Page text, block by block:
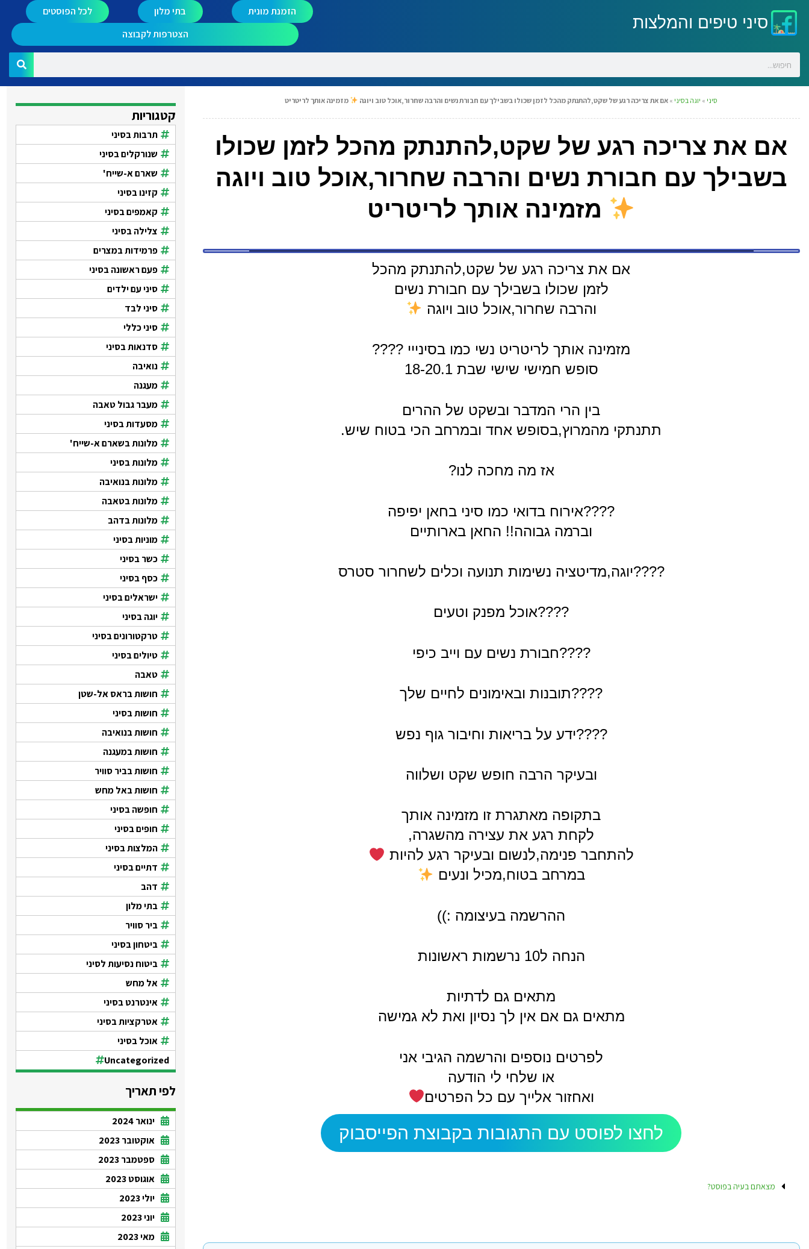
סיני טיפים והמלצות
הזמנת מונית בתי מלון
לכל הפוסטים
הצטרפות לקבוצה
סיני » יוגה בסיני » אם את צריכה רגע של שקט,להתנתק מהכל לזמן שכולו בשבילך עם חבורת נשים והרבה שחרור,אוכל טוב ויוגה מזמינה אותך לריטריט
אם את צריכה רגע של שקט,להתנתק מהכל לזמן שכולו
בשבילך עם חבורת נשים והרבה שחרור,אוכל טוב ויוגה
מזמינה אותך לריטריט
אם את צריכה רגע של שקט,להתנתק מהכל
לזמן שכולו בשבילך עם חבורת נשים
והרבה שחרור,אוכל טוב ויוגה
מזמינה אותך לריטריט נשי כמו בסינייי ????
סופש חמישי שישי שבת 18-20.1
בין הרי המדבר ובשקט של ההרים
תתנתקי מהמרוץ,בסופש אחד ובמרחב הכי בטוח שיש.
אז מה מחכה לנו?
????אירוח בדואי כמו סיני בחאן יפיפה
וברמה גבוהה!! החאן בארותיים
????יוגה,מדיטציה נשימות תנועה וכלים לשחרור סטרס
????אוכל מפנק וטעים
????חבורת נשים עם וייב כיפי
????תובנות ובאימונים לחיים שלך
????ידע על בריאות וחיבור גוף נפש
ובעיקר הרבה חופש שקט ושלווה
בתקופה מאתגרת זו מזמינה אותך
לקחת רגע את עצירה מהשגרה,
להתחבר פנימה,לנשום ובעיקר רגע להיות
במרחב בטוח,מכיל ונעים
ההרשמה בעיצומה :))
הנחה ל10 נרשמות ראשונות
מתאים גם לדתיות
מתאים גם אם אין לך נסיון ואת לא גמישה
לפרטים נוספים והרשמה הגיבי אני
או שלחי לי הודעה
ואחזור אלייך עם כל הפרטים
לחצו לפוסט עם התגובות בקבוצת הפייסבוק
מצאתם בעיה בפוסט?
קטגוריות
תרבות בסיני
שנורקלים בסיני
שארם א-שייח'
קזינו בסיני
קאמפים בסיני
צלילה בסיני
פרמידות במצרים
פעם ראשונה בסיני
סיני עם ילדים
סיני לבד
סיני כללי
סדנאות בסיני
נואיבה
מעגנה
מעבר גבול טאבה
מסעדות בסיני
מלונות בשארם א-שייח'
מלונות בסיני
מלונות בנואיבה
מלונות בטאבה
מלונות בדהב
מוניות בסיני
כשר בסיני
כסף בסיני
ישראלים בסיני
יוגה בסיני
טרקטורונים בסיני
טיולים בסיני
טאבה
חושות בראס אל-שטן
חושות בסיני
חושות בנואיבה
חושות במעגנה
חושות בביר סוויר
חושות באל מחש
חופשה בסיני
חופים בסיני
המלצות בסיני
דתיים בסיני
דהב
בתי מלון
ביר סוויר
ביטחון בסיני
ביטוח נסיעות לסיני
אל מחש
אינטרנט בסיני
אטרקציות בסיני
אוכל בסיני
Uncategorized
לפי תאריך
ינואר 2024
אוקטובר 2023
ספטמבר 2023
אוגוסט 2023
יולי 2023
יוני 2023
מאי 2023